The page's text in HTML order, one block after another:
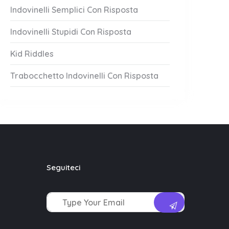
Indovinelli Semplici Con Risposta
Indovinelli Stupidi Con Risposta
Kid Riddles
Trabocchetto Indovinelli Con Risposta
Seguiteci